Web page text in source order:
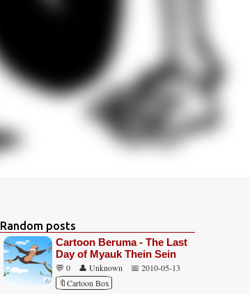
Random posts
Cartoon Beruma - The Last
Day of Myauk Thein Sein
💬 0 👤 Unknown
📅 2010-05-13
🔖Cartoon Box